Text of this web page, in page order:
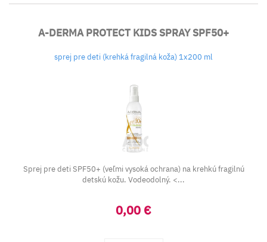
A-DERMA PROTECT KIDS SPRAY SPF50+
sprej pre deti (krehká fragilná koža) 1x200 ml
Sprej pre deti SPF50+ (veľmi vysoká ochrana) na krehkú fragilnú
detskú kožu. Vodeodolný. <...
0,00 €